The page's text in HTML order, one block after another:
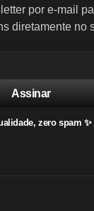
por e-mail
diretamente no
Assinar
zero spam ✨